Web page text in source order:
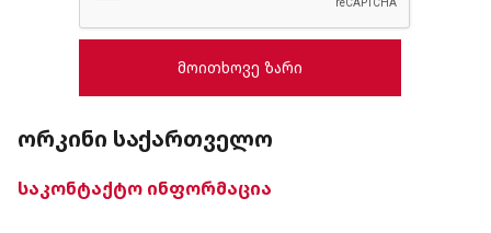
ᲝᲠᲙᲘᲜᲘ ᲡᲐᲥᲐᲠᲗᲕᲔᲚᲝ
საკონტაქტო ინფორმაცია